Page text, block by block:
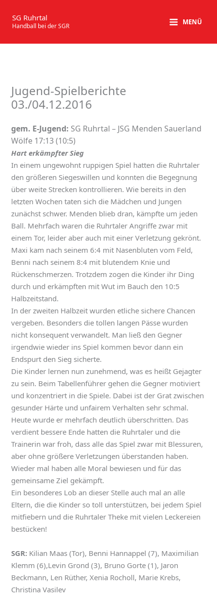
Inhalt
springen
SG Ruhrtal
Handball bei der SGR MENÜ
Jugend-Spielberichte
03./04.12.2016
gem. E-Jugend: SG Ruhrtal – JSG Menden Sauerland
Wölfe 17:13 (10:5)
Hart erkämpfter Sieg
In einem ungewohnt ruppigen Spiel hatten die Ruhrtaler
den größeren Siegeswillen und konnten die Begegnung
über weite Strecken kontrollieren. Wie bereits in den
letzten Wochen taten sich die Mädchen und Jungen
zunächst schwer. Menden blieb dran, kämpfte um jeden
Ball. Mehrfach waren die Ruhrtaler Angriffe zwar mit
einem Tor, leider aber auch mit einer Verletzung gekrönt.
Maxi kam nach seinem 6:4 mit Nasenbluten vom Feld,
Benni nach seinem 8:4 mit blutendem Knie und
Rückenschmerzen. Trotzdem zogen die Kinder ihr Ding
durch und erkämpften mit Wut im Bauch den 10:5
Halbzeitstand.
In der zweiten Halbzeit wurden etliche sichere Chancen
vergeben. Besonders die tollen langen Pässe wurden
nicht konsequent verwandelt. Man ließ den Gegner
irgendwie wieder ins Spiel kommen bevor dann ein
Endspurt den Sieg sicherte.
Die Kinder lernen nun zunehmend, was es heißt Gejagter
zu sein. Beim Tabellenführer gehen die Gegner motiviert
und konzentriert in die Spiele. Dabei ist der Grat zwischen
gesunder Härte und unfairem Verhalten sehr schmal.
Heute wurde er mehrfach deutlich überschritten. Das
verdient bessere Ende hatten die Ruhrtaler und die
Trainerin war froh, dass alle das Spiel zwar mit Blessuren,
aber ohne größere Verletzungen überstanden haben.
Wieder mal haben alle Moral bewiesen und für das
gemeinsame Ziel gekämpft.
Ein besonderes Lob an dieser Stelle auch mal an alle
Eltern, die die Kinder so toll unterstützen, bei jedem Spiel
mitfiebern und die Ruhrtaler Theke mit vielen Leckereien
bestücken!
SGR: Kilian Maas (Tor), Benni Hannappel (7), Maximilian
Klemm (6),Levin Grond (3), Bruno Gorte (1), Jaron
Beckmann, Len Rüther, Xenia Rocholl, Marie Krebs,
Christina Vasilev